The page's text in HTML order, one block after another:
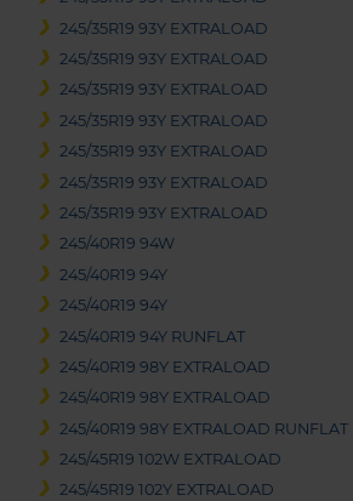
245/35R19 93Y EXTRALOAD
245/35R19 93Y EXTRALOAD
245/35R19 93Y EXTRALOAD
245/35R19 93Y EXTRALOAD
245/35R19 93Y EXTRALOAD
245/35R19 93Y EXTRALOAD
245/35R19 93Y EXTRALOAD
245/40R19 94W
245/40R19 94Y
245/40R19 94Y
245/40R19 94Y RUNFLAT
245/40R19 98Y EXTRALOAD
245/40R19 98Y EXTRALOAD
245/40R19 98Y EXTRALOAD RUNFLAT
245/45R19 102W EXTRALOAD
245/45R19 102Y EXTRALOAD